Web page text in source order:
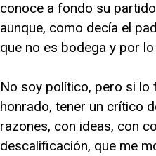
conoce a fondo su
aunque, como decía el
que no es bodega y por
No soy político, pero si lo
honrado, tener un crítico
razones, con ideas, con
descalificación, que me